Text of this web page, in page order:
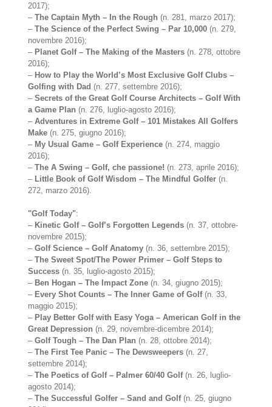
2017);
–The Captain Myth – In the Rough (n. 281, marzo 2017);
–The Science of the Perfect Swing – Par 10,000 (n. 279,
novembre 2016);
– Planet Golf – The Making of the Masters (n. 278, ottobre
2016);
– How to Play the World’s Most Exclusive Golf Clubs –
Golfing with Dad (n. 277, settembre 2016);
–Secrets of the Great Golf Course Architects – Golf With
a Game Plan (n. 276, luglio-agosto 2016);
–Adventures in Extreme Golf – 101 Mistakes All Golfers
Make (n. 275, giugno 2016);
– My Usual Game – Golf Experience (n. 274, maggio
2016);
–The A Swing – Golf, che passione! (n. 273, aprile 2016);
– Little Book of Golf Wisdom – The Mindful Golfer (n.
272, marzo 2016).
"Golf Today":
– Kinetic Golf – Golf’s Forgotten Legends (n. 37, ottobre-
novembre 2015);
–Golf Science – Golf Anatomy (n. 36, settembre 2015);
–The Sweet Spot/The Power Primer – Golf Steps to
Success (n. 35, luglio-agosto 2015);
– Ben Hogan – The Impact Zone (n. 34, giugno 2015);
– Every Shot Counts – The Inner Game of Golf(n. 33,
maggio 2015);
– Play Better Golf with Easy Yoga – American Golf in the
Great Depression (n. 29, novembre-dicembre 2014);
–Golf Tough – The Dan Plan (n. 28, ottobre 2014);
–The First Tee Panic – The Dewsweepers (n. 27,
settembre 2014);
–The Poetics of Golf – Palmer 60/40 Golf(n. 26, luglio-
agosto 2014);
–The Successful Golfer – Sand and Golf(n. 25, giugno